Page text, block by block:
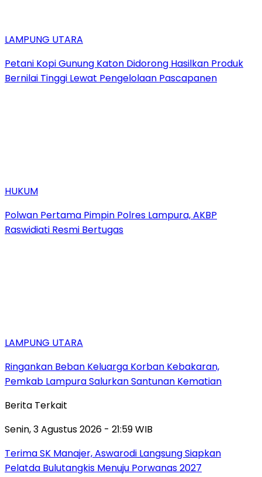
LAMPUNG UTARA
Petani Kopi Gunung Katon Didorong Hasilkan Produk
Bernilai Tinggi Lewat Pengelolaan Pascapanen
HUKUM
Polwan Pertama Pimpin Polres Lampura, AKBP
Raswidiati Resmi Bertugas
LAMPUNG UTARA
Ringankan Beban Keluarga Korban Kebakaran,
Pemkab Lampura Salurkan Santunan Kematian
Berita Terkait
Senin, 3 Agustus 2026 - 21:59 WIB
Terima SK Manajer, Aswarodi Langsung Siapkan
Pelatda Bulutangkis Menuju Porwanas 2027